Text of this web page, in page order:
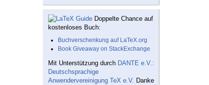
Doppelte Chance auf
kostenloses Buch:
Buchverschenkung auf LaTeX.org
Book Giveaway on StackExchange
Mit Unterstützung durch DANTE e.V.:
Deutschsprachige
Anwendervereinigung TeX e.V. Danke